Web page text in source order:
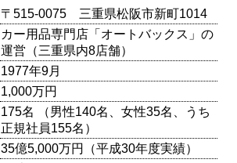
〒515-0075 三重県松阪市新町1014
カー用品専門店「オートバックス」の
運営（三重県内8店舗）
1977年9月
1,000万円
175名 （男性140名、女性35名、うち
正規社員155名）
35億5,000万円（平成30年度実績）